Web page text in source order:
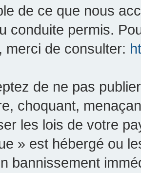
de ce que nous
conduite permis.
merci de consulter:
de ne pas
choquant,
les lois de votre
» est hébergé ou
bannissement